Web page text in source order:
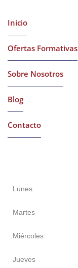
Inicio
Ofertas Formativas
Sobre Nosotros
Blog
Contacto
Lunes
Martes
Miércoles
Jueves